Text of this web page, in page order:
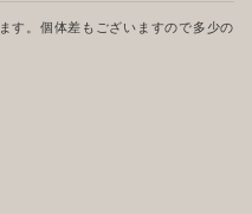
す。個体差もございますので多少の